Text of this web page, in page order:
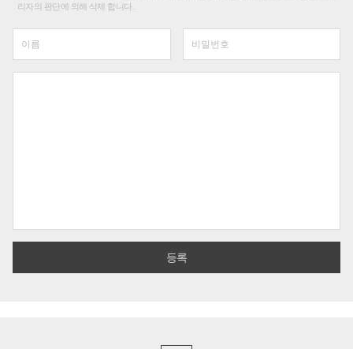
리자의 판단에 의해 삭제 합니다.